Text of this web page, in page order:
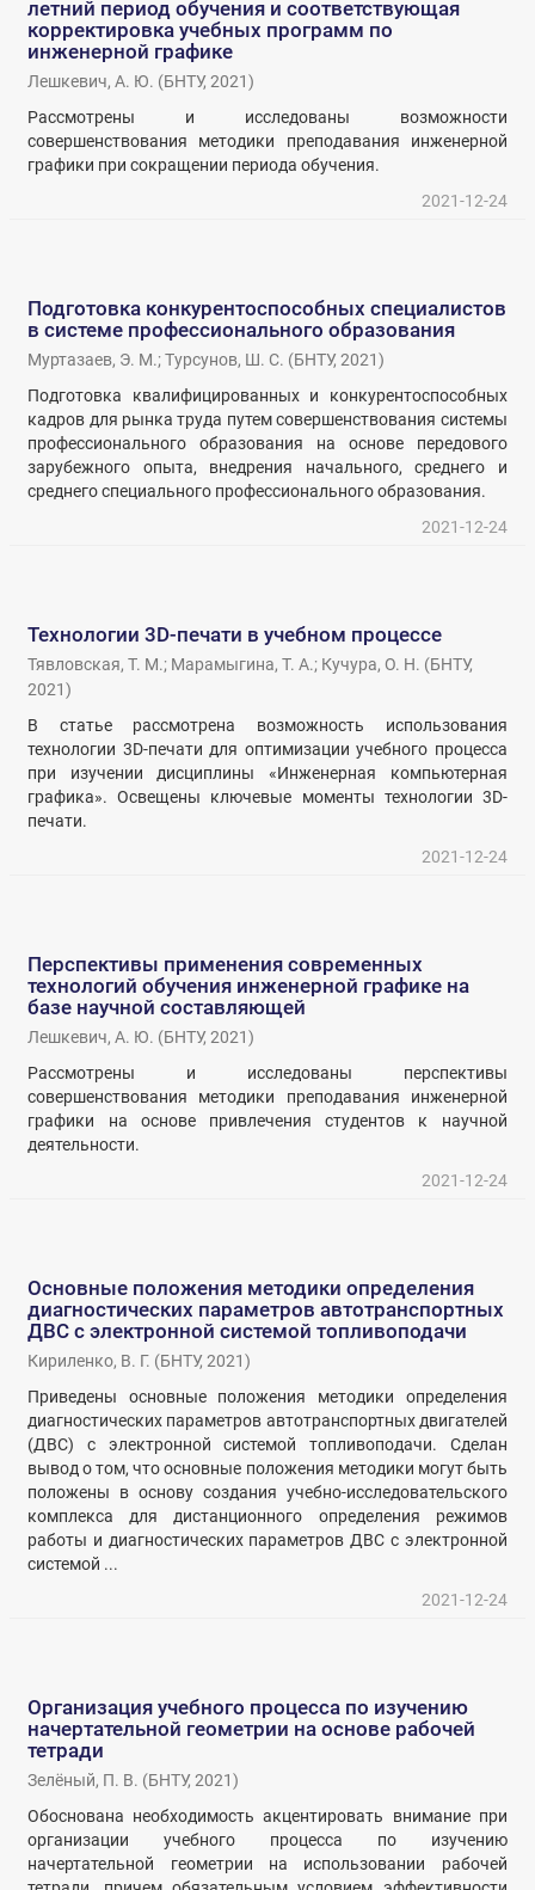
летний период обучения и соответствующая
корректировка учебных программ по
инженерной графике
Лешкевич, А. Ю. (БНТУ,2021)
Рассмотрены и исследованы возможности
совершенствования методики преподавания инженерной
графики при сокращении периода обучения.
2021-12-24
Подготовка конкурентоспособных специалистов
в системе профессионального образования
Муртазаев, Э. М.;Турсунов, Ш. С. (БНТУ,2021)
Подготовка квалифицированных и конкурентоспособных
кадров для рынка труда путем совершенствования системы
профессионального образования на основе передового
зарубежного опыта, внедрения начального, среднего и
среднего специального профессионального образования.
2021-12-24
Технологии 3D-печати в учебном процессе
Тявловская, Т. М.; Марамыгина, Т. А.; Кучура, О. Н. (БНТУ,
2021)
В статье рассмотрена возможность использования
технологии 3D-печати для оптимизации учебного процесса
при изучении дисциплины «Инженерная компьютерная
графика». Освещены ключевые моменты технологии 3D-
печати.
2021-12-24
Перспективы применения современных
технологий обучения инженерной графике на
базе научной составляющей
Лешкевич, А. Ю. (БНТУ,2021)
Рассмотрены и исследованы перспективы
совершенствования методики преподавания инженерной
графики на основе привлечения студентов к научной
деятельности.
2021-12-24
Основные положения методики определения
диагностических параметров автотранспортных
ДВС с электронной системой топливоподачи
Кириленко, В. Г. (БНТУ,2021)
Приведены основные положения методики определения
диагностических параметров автотранспортных двигателей
(ДВС) с электронной системой топливоподачи. Сделан
вывод о том, что основные положения методики могут быть
положены в основу создания учебно-исследовательского
комплекса для дистанционного определения режимов
работы и диагностических параметров ДВС с электронной
системой ...
2021-12-24
Организация учебного процесса по изучению
начертательной геометрии на основе рабочей
тетради
Зелёный, П. В. (БНТУ,2021)
Обоснована необходимость акцентировать внимание при
организации учебного процесса по изучению
начертательной геометрии на использовании рабочей